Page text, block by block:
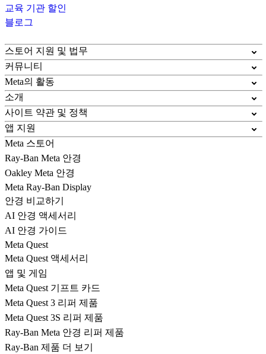
교육 기관 할인
블로그
스토어 지원 및 법무
커뮤니티
Meta의 활동
소개
사이트 약관 및 정책
앱 지원
Meta 스토어
Ray-Ban Meta 안경
Oakley Meta 안경
Meta Ray-Ban Display
안경 비교하기
AI 안경 액세서리
AI 안경 가이드
Meta Quest
Meta Quest 액세서리
앱 및 게임
Meta Quest 기프트 카드
Meta Quest 3 리퍼 제품
Meta Quest 3S 리퍼 제품
Ray-Ban Meta 안경 리퍼 제품
Ray-Ban 제품 더 보기